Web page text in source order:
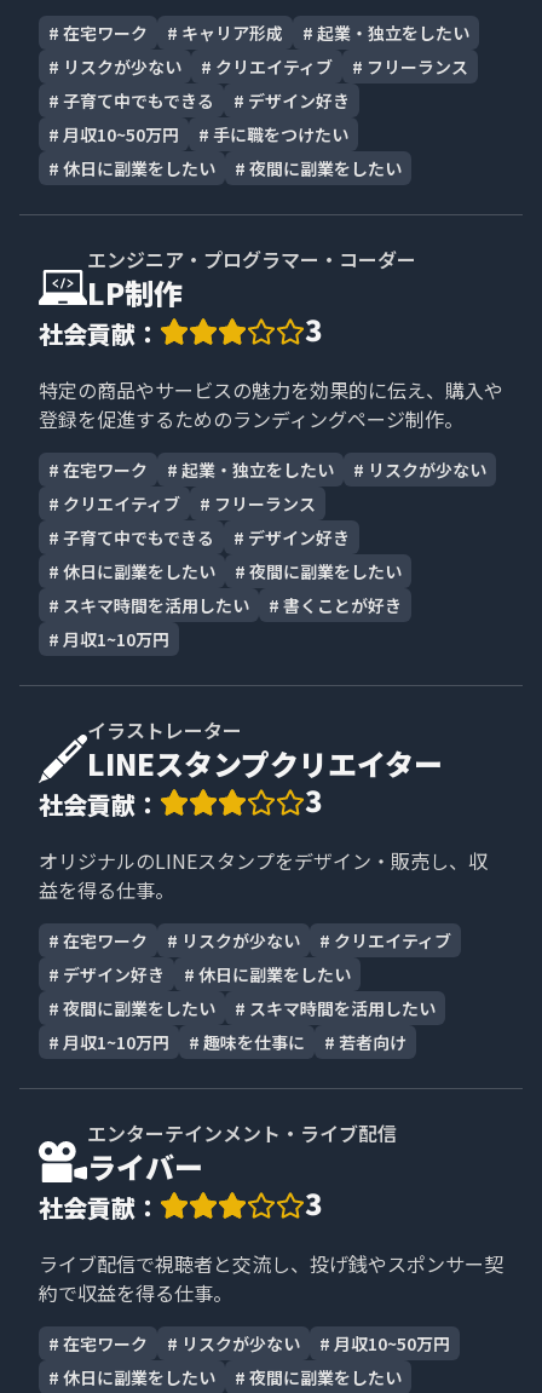
# 在宅ワーク # キャリア形成 # 起業・独立をしたい
# リスクが少ない # クリエイティブ # フリーランス
# 子育て中でもできる # デザイン好き
# 月収10~50万円 # 手に職をつけたい
# 休日に副業をしたい # 夜間に副業をしたい
エンジニア・プログラマー・コーダー
LP制作
社会貢献 ： 3
特定の商品やサービスの魅力を効果的に伝え、購入や
登録を促進するためのランディングページ制作。
# 在宅ワーク # 起業・独立をしたい # リスクが少ない
# クリエイティブ # フリーランス
# 子育て中でもできる # デザイン好き
# 休日に副業をしたい # 夜間に副業をしたい
# スキマ時間を活用したい # 書くことが好き
# 月収1~10万円
イラストレーター
LINEスタンプクリエイター
社会貢献 ： 3
オリジナルのLINEスタンプをデザイン・販売し、収
益を得る仕事。
# 在宅ワーク # リスクが少ない # クリエイティブ
# デザイン好き # 休日に副業をしたい
# 夜間に副業をしたい # スキマ時間を活用したい
# 月収1~10万円 # 趣味を仕事に # 若者向け
エンターテインメント・ライブ配信
ライバー
社会貢献 ： 3
ライブ配信で視聴者と交流し、投げ銭やスポンサー契
約で収益を得る仕事。
# 在宅ワーク # リスクが少ない # 月収10~50万円
# 休日に副業をしたい # 夜間に副業をしたい